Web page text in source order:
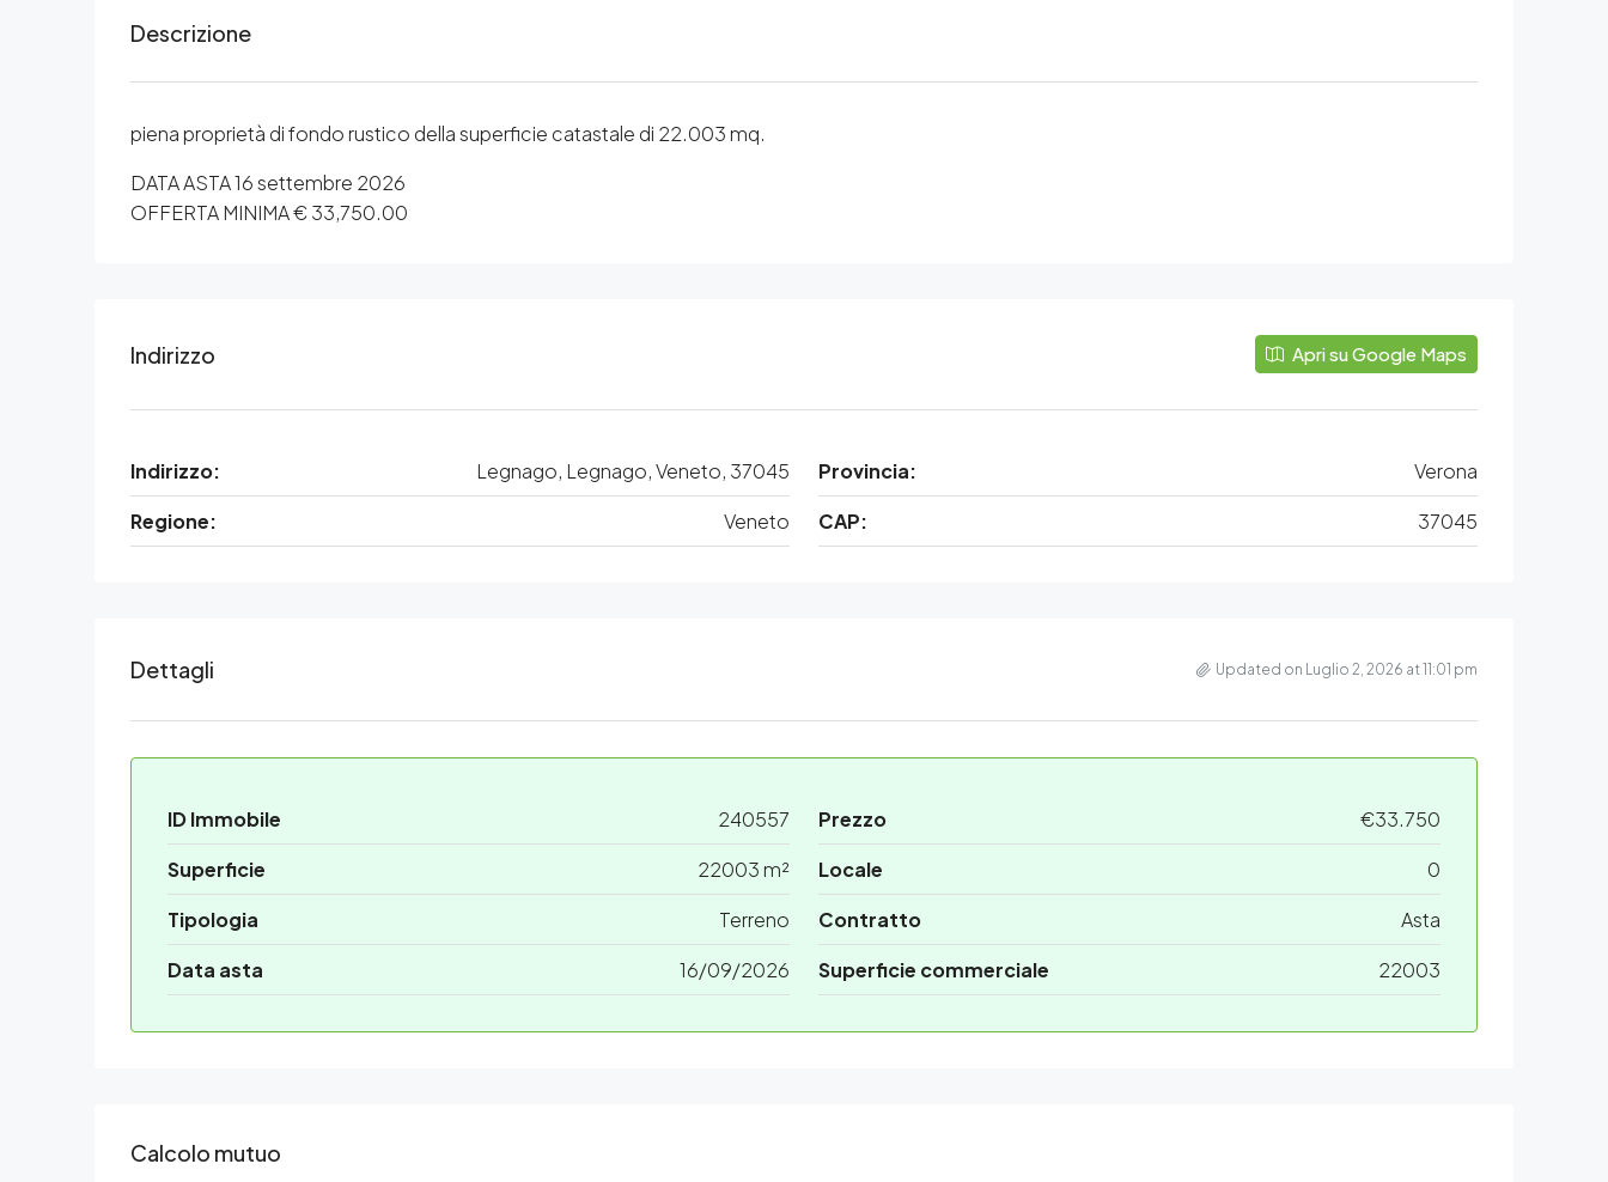
Descrizione
piena proprietà di fondo rustico della superficie catastale di 22.003 mq.
DATA ASTA 16 settembre 2026
OFFERTA MINIMA € 33,750.00
Indirizzo Apri su Google Maps
Indirizzo: Legnago, Legnago, Veneto, 37045 Provincia:
Verona
Regione:
Veneto CAP: 37045
Dettagli Updated on Luglio 2, 2026 at 11:01 pm
ID Immobile 240557 Prezzo
€33.750
Superficie
22003 m² Locale
0
Tipologia
Terreno Contratto
Asta
Data asta
16/09/2026 Superficie commerciale 22003
Calcolo mutuo